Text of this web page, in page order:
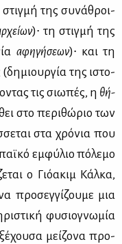
στιγ­μή της συ­νά­θροι­
)∙ τη στιγ­μή της
αφη­γή­σε­ων)∙ και τη
της ιστο­
τις σιω­πές, η θή­
στο πε­ρι­θώ­ριο των
στα χρό­νια που
εμ­φύ­λιο πό­λε­μο
ο Γιό­α­κιμ Κάλ­κα,
προ­σεγ­γί­ζου­με μια
φυ­σιο­γνω­μία
μεί­ζο­να προ­